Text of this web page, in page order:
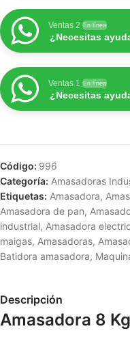
Ventas 2 En línea
¿Necesitas
Ventas 1 En línea
¿Necesitas
Código: 996
Categoría: Amasadoras
Etiquetas: Amasadora,
Amasadora de pan,
industrial, Amasadora
maigas, Amasadoras,
Batidora amasadora,
Descripción
Amasadora 8